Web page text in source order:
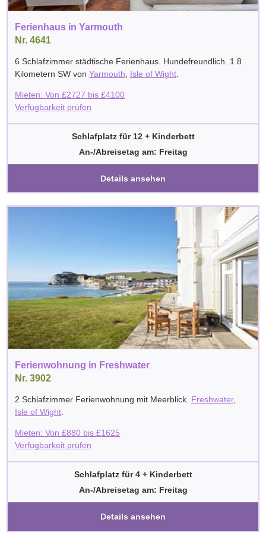
Ferienhaus in Yarmouth
Nr. 4641
6 Schlafzimmer städtische Ferienhaus. Hundefreundlich. 1.8
Kilometern SW vonYarmouth Isle of Wight
Mieten: Von£2727 bis£4100
Verfügbarkeit prüfen
Schlafplatz für 12 + Kinderbett
An-/Abreisetag am: Freitag
Details ansehen
Ferienwohnung in Freshwater
Nr. 3902
2 Schlafzimmer Ferienwohnung mit Meerblick. Freshwater,
Isle of Wight.
Mieten: Von£880 bis£1625
Verfügbarkeit prüfen
Schlafplatz für 4 + Kinderbett
An-/Abreisetag am: Freitag
Details ansehen